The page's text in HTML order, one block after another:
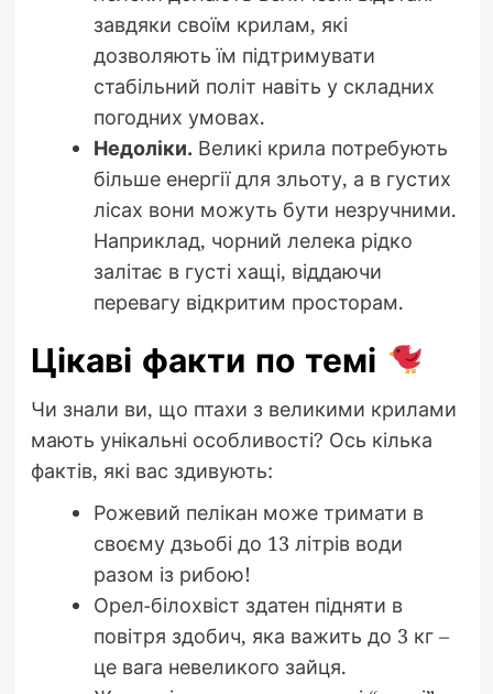
завдяки своїм крилам, які
дозволяють їм підтримувати
стабільний політ навіть у складних
погодних умовах.
Недоліки. Великі крила потребують
більше енергії для зльоту, а в густих
лісах вони можуть бути незручними.
Наприклад, чорний лелека рідко
залітає в густі хащі, віддаючи
перевагу відкритим просторам.
Цікаві факти по темі
Чи знали ви, що птахи з великими крилами
мають унікальні особливості? Ось кілька
фактів, які вас здивують:
Рожевий пелікан може тримати в
своєму дзьобі до 13 літрів води
разом із рибою!
Орел-білохвіст здатен підняти в
повітря здобич, яка важить до 3 кг –
це вага невеликого зайця.